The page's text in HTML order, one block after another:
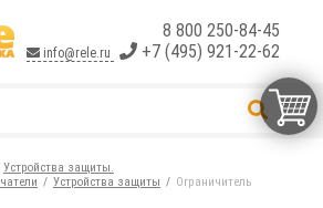
8 800 250-84-45
info@rele.ru +7 (495) 921-22-62
Устройства защиты.
Устройства защиты
Ограничитель